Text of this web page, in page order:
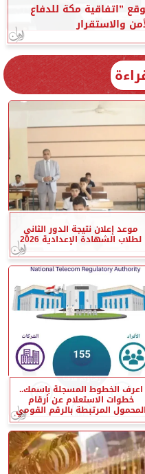
”اتفاقية مكة للدفاع
والاستقرار
موعد إعلان نتيجة الدور الثاني
لطلاب الشهادة الإعدادية 2026
اعرف الخطوط المسجلة باسمك..
خطوات الاستعلام عن أرقام
المحمول المرتبطة بالرقم القومي